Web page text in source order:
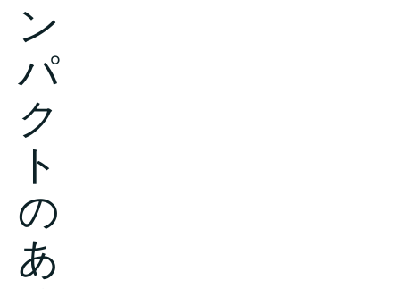
インサイト
ポジティブな商取引
ン
パ
ク
ト
の
あ